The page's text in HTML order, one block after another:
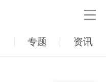

专题 资讯